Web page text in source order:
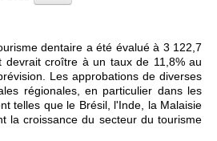
dentaire a été évalué à 3 122,7
devrait croître à un taux de 11,8% au
Les approbations de diverses
régionales, en particulier dans les
telles que le Brésil, l'Inde, la Malaisie
la croissance du secteur du tourisme